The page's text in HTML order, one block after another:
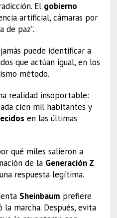
El gobierno
artificial, cámaras por
de paz”.
puede identificar a
que actúan igual, en los
método.
realidad insoportable:
cien mil habitantes y
en las últimas
qué miles salieron a
de la Generación Z
respuesta legítima.
Sheinbaum prefiere
marcha. Después, evita